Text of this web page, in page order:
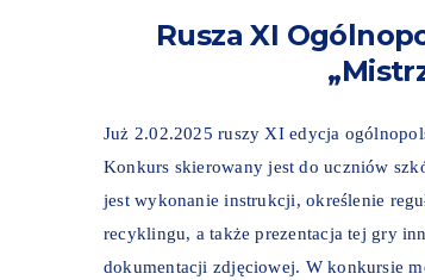
Rusza XI
Już 2.02.2025 ruszy XI edycja
Konkurs skierowany jest do uczniów
jest wykonanie instrukcji, określenie
recyklingu, a także prezentacja tej gry
dokumentacji zdjęciowej. W konkursie